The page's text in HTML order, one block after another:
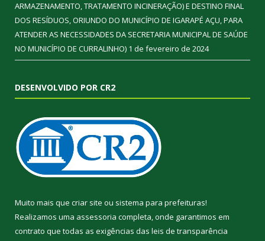
ARMAZENAMENTO, TRATAMENTO INCINERAÇÃO) E DESTINO FINAL
DOS RESÍDUOS, ORIUNDO DO MUNICÍPIO DE IGARAPÉ AÇU, PARA
ATENDER AS NECESSIDADES DA SECRETARIA MUNICIPAL DE SAÚDE
NO MUNICÍPIO DE CURRALINHO) 1 de fevereiro de 2024
DESENVOLVIDO POR CR2
Muito mais que criar site ou sistema para prefeituras!
Realizamos uma assessoria completa, onde garantimos em
contrato que todas as exigências das leis de transparência